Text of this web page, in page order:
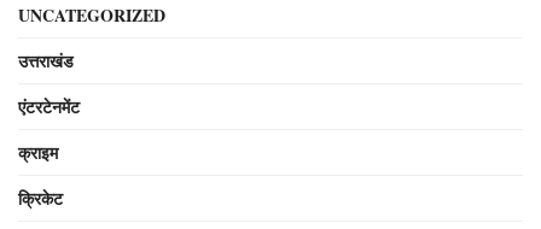
UNCATEGORIZED
उत्तराखंड
एंटरटेनमेंट
क्राइम
क्रिकेट